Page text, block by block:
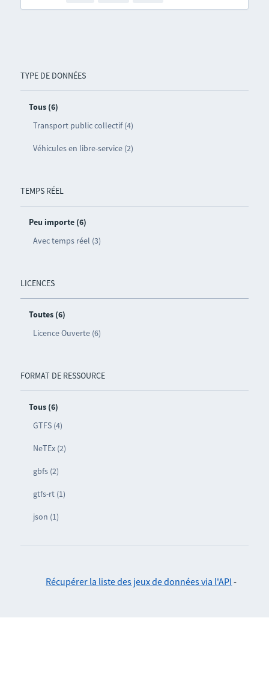
TYPE DE DONNÉES
Tous (6)
Transport public collectif (4)
Véhicules en libre-service (2)
TEMPS RÉEL
Peu importe (6)
Avec temps réel (3)
LICENCES
Toutes (6)
Licence Ouverte (6)
FORMAT DE RESSOURCE
Tous (6)
GTFS (4)
NeTEx (2)
gbfs (2)
gtfs-rt (1)
json (1)
Récupérer la liste des jeux de données via l'API -